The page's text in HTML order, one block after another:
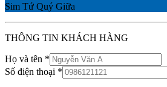
Sim Tứ Quý Giữa
THÔNG TIN KHÁCH HÀNG
Họ và tên *
Số điện thoại *